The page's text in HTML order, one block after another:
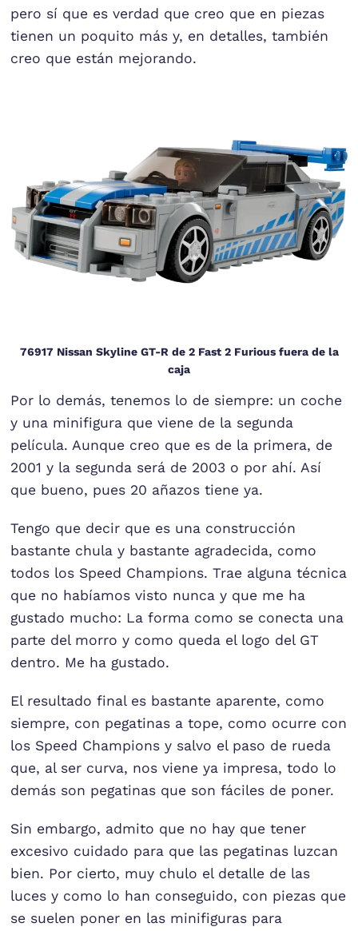
pero sí que es verdad que creo que en piezas
tienen un poquito más y, en detalles, también
creo que están mejorando.
76917 Nissan Skyline GT-R de 2 Fast 2 Furious fuera de la
caja
Por lo demás, tenemos lo de siempre: un coche
y una minifigura que viene de la segunda
película. Aunque creo que es de la primera, de
2001 y la segunda será de 2003 o por ahí. Así
que bueno, pues 20 añazos tiene ya.
Tengo que decir que es una construcción
bastante chula y bastante agradecida, como
todos los Speed Champions. Trae alguna técnica
que no habíamos visto nunca y que me ha
gustado mucho: La forma como se conecta una
parte del morro y como queda el logo del GT
dentro. Me ha gustado.
El resultado final es bastante aparente, como
siempre, con pegatinas a tope, como ocurre con
los Speed Champions y salvo el paso de rueda
que, al ser curva, nos viene ya impresa, todo lo
demás son pegatinas que son fáciles de poner.
Sin embargo, admito que no hay que tener
excesivo cuidado para que las pegatinas luzcan
bien. Por cierto, muy chulo el detalle de las
luces y como lo han conseguido, con piezas que
se suelen poner en las minifiguras para